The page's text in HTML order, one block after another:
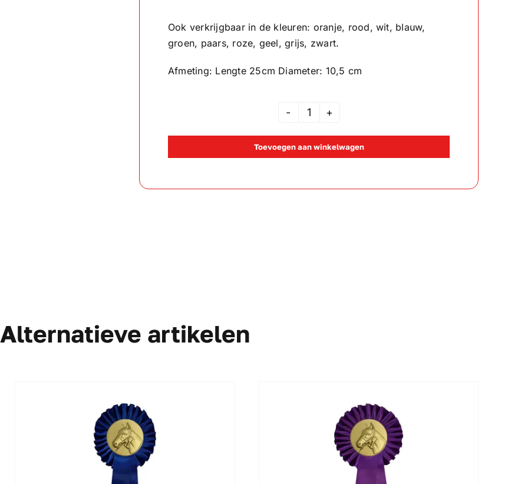
Ook verkrijgbaar in de kleuren: oranje, rood, wit, blauw,
groen, paars, roze, geel, grijs, zwart.
Afmeting: Lengte 25cm Diameter: 10,5 cm
Rozet
Bruin
aantal
Toevoegen aan winkelwagen
Alternatieve artikelen